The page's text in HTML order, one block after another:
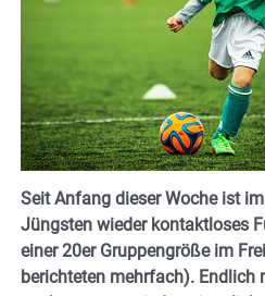
Seit Anfang dieser Woche ist
Jüngsten wieder kontaktloses
einer 20er Gruppengröße im
berichteten mehrfach). Endlich